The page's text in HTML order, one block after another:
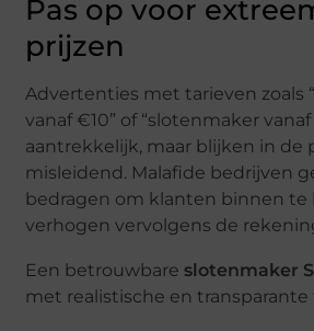
Pas op voor
prijzen
Advertenties met tarieven zoals
vanaf €10” of “slotenmaker
aantrekkelijk, maar blijken in de
misleidend. Malafide bedrijven
bedragen om klanten binnen te
verhogen vervolgens de
Een betrouwbare slotenmaker
met realistische en transparante